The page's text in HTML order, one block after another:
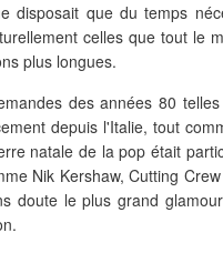
disposait que du temps
celles que tout le
plus longues.
des années 80
depuis l'Italie, tout
natale de la pop était
Nik Kershaw, Cutting
doute le plus grand